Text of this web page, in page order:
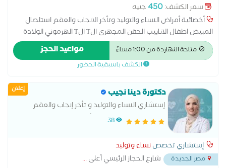
سعر الكشف:450جنيه
أخصائية أمراض النساء والتوليد وتأخر الانجاب والعقم استئصال
المبيض اطفال الانابيب الحقن المجهري الT الT الهرموني الولادة
الطبيعية الولادة القيصرية تحليل بطانة الرحم ربط قناة فالوب رعاية
ما قبل الولادة وبعدها سونار سونار ثلاثي الابعاد سونار رباعي الابعاد
عمليات تجميل المهبل عملية استئصال الرحم بالمنظار
متاحة النهاردة من 1:00 مساءً مواعيد الحجز
الكشف باسبقية الحضور
إعلان دكتورة دينا نجيب
إستشاري النساء والتوليد و تأخر إنجاب والعقم
ماستر نساء و توليد عين شمس و دبلومة حقن
38
إستشاري تخصصنساء وتوليد
مصر الجديدة شارع الحجاز الرئيسي أعلى...